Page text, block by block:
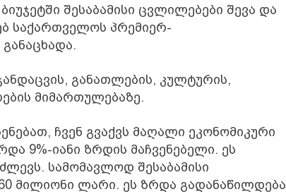
შესაბამისი ცვლილებები შევა და
საქართველოს პრემიერ-
განათლების, კულტურის,
მიმართულებაზე.
ჩვენ გვაქვს მაღალი ეკონომიკური
9%-იანი ზრდის მაჩვენებელი. ეს
სამომავლოდ შესაბამისი
მილიონი ლარი. ეს ზრდა გადანაწილდება